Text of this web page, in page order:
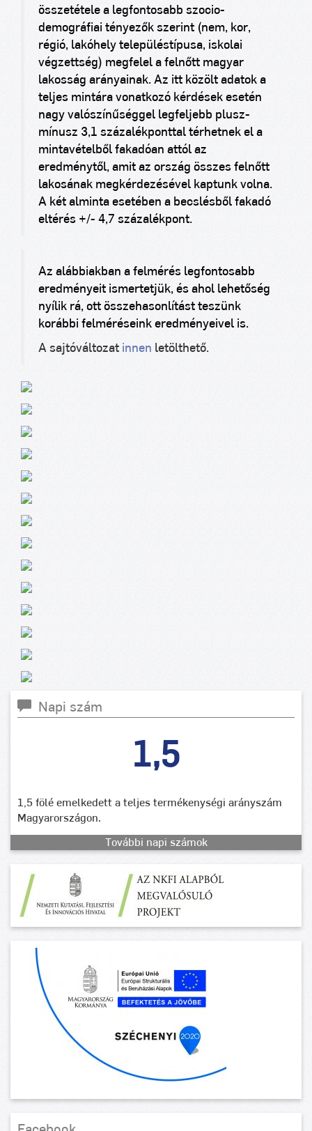
összetétele a legfontosabb szocio-
demográfiai tényezők szerint (nem, kor,
régió, lakóhely településtípusa, iskolai
végzettség) megfelel a felnőtt magyar
lakosság arányainak. Az itt közölt adatok a
teljes mintára vonatkozó kérdések esetén
nagy valószínűséggel legfeljebb plusz-
mínusz 3,1 százalékponttal térhetnek el a
mintavételből fakadóan attól az
eredménytől, amit az ország összes felnőtt
lakosának megkérdezésével kaptunk volna.
A két alminta esetében a becslésből fakadó
eltérés +/- 4,7 százalékpont.
Az alábbiakban a felmérés legfontosabb
eredményeit ismertetjük, és ahol lehetőség
nyílik rá, ott összehasonlítást teszünk
korábbi felméréseink eredményeivel is.
A sajtóváltozat innen letölthető.
Napi szám
1,5
1,5 fölé emelkedett a teljes termékenységi arányszám
Magyarországon.
További napi számok